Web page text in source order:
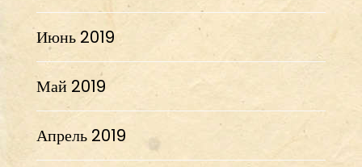
Июнь 2019
Май 2019
Апрель 2019